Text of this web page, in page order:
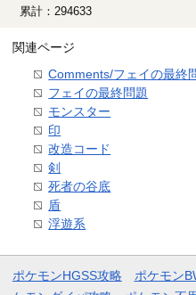
累計：294633
関連ページ
Comments/フェイの最終
フェイの最終問題
モンスター
印
改造コード
剣
死者の谷底
盾
浮遊系
ポケモンHGSS攻略 ポケモン